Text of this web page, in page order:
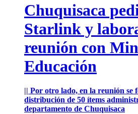
Chuquisaca
Starlink y
reunión con
Educación
|| Por otro lado, en la reunión se
distribución de 50 ítems
departamento de Chuquisaca